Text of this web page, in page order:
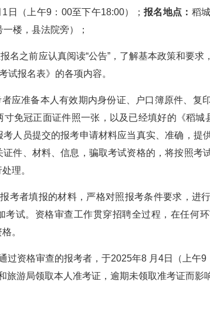
日（上午9：00至下午18:00）； 报名地点： 稻
楼，县法院旁）；
名之前应认真阅读“公告”，了解基本政策和要
试报名表》的各项内容。
者应准备本人有效期内身份证、户口簿原件、复
免冠正面证件照一张，以及已经填好的《稻城
人员提交的报考申请材料应当真实、准确，提
件、材料、信息，骗取考试资格的，将按照考
理。
考者填报的材料，严格对照报考条件要求，进
考试。资格审查工作贯穿招聘全过程，在任何
。
过资格审查的报考者，于2025年8 月4日（上午
旅游局领取本人准考证，逾期未领取准考证而影